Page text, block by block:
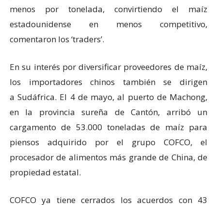
menos por tonelada, convirtiendo el maíz
estadounidense en menos competitivo,
comentaron los ‘traders’.
En su interés por diversificar proveedores de maíz,
los importadores chinos también se dirigen
a Sudáfrica. El 4 de mayo, al puerto de Machong,
en la provincia sureña de Cantón, arribó un
cargamento de 53.000 toneladas de maíz para
piensos adquirido por el grupo COFCO, el
procesador de alimentos más grande de China, de
propiedad estatal.
COFCO ya tiene cerrados los acuerdos con 43